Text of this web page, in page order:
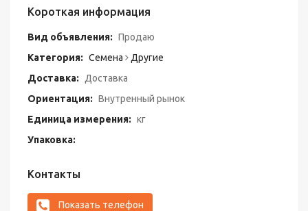
Короткая информация
Вид объявления: Продаю
Категория: Семена
Другие
Доставка:
Доставка
Ориентация: Внутренный рынок
Единица измерения: кг
Упаковка:
Контакты
Показать телефон